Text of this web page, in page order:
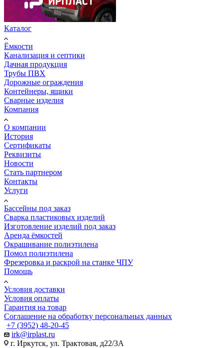
Каталог
Ёмкости
Канализация и септики
Дачная продукция
Трубы ПВХ
Дорожные ограждения
Контейнеры, ящики
Сварные изделия
Компания
О компании
История
Сертификаты
Реквизиты
Новости
Стать партнером
Контакты
Услуги
Бассейны под заказ
Сварка пластиковых изделий
Изготовление изделий под заказ
Аренда ёмкостей
Окрашивание полиэтилена
Помол полиэтилена
Фрезеровка и раскрой на станке ЧПУ
Помощь
Условия доставки
Условия оплаты
Гарантия на товар
Соглашение на обработку персональных данных
+7 (3952) 48-20-45
irk@irplast.ru
г. Иркутск, ул. Трактовая, д22/3А